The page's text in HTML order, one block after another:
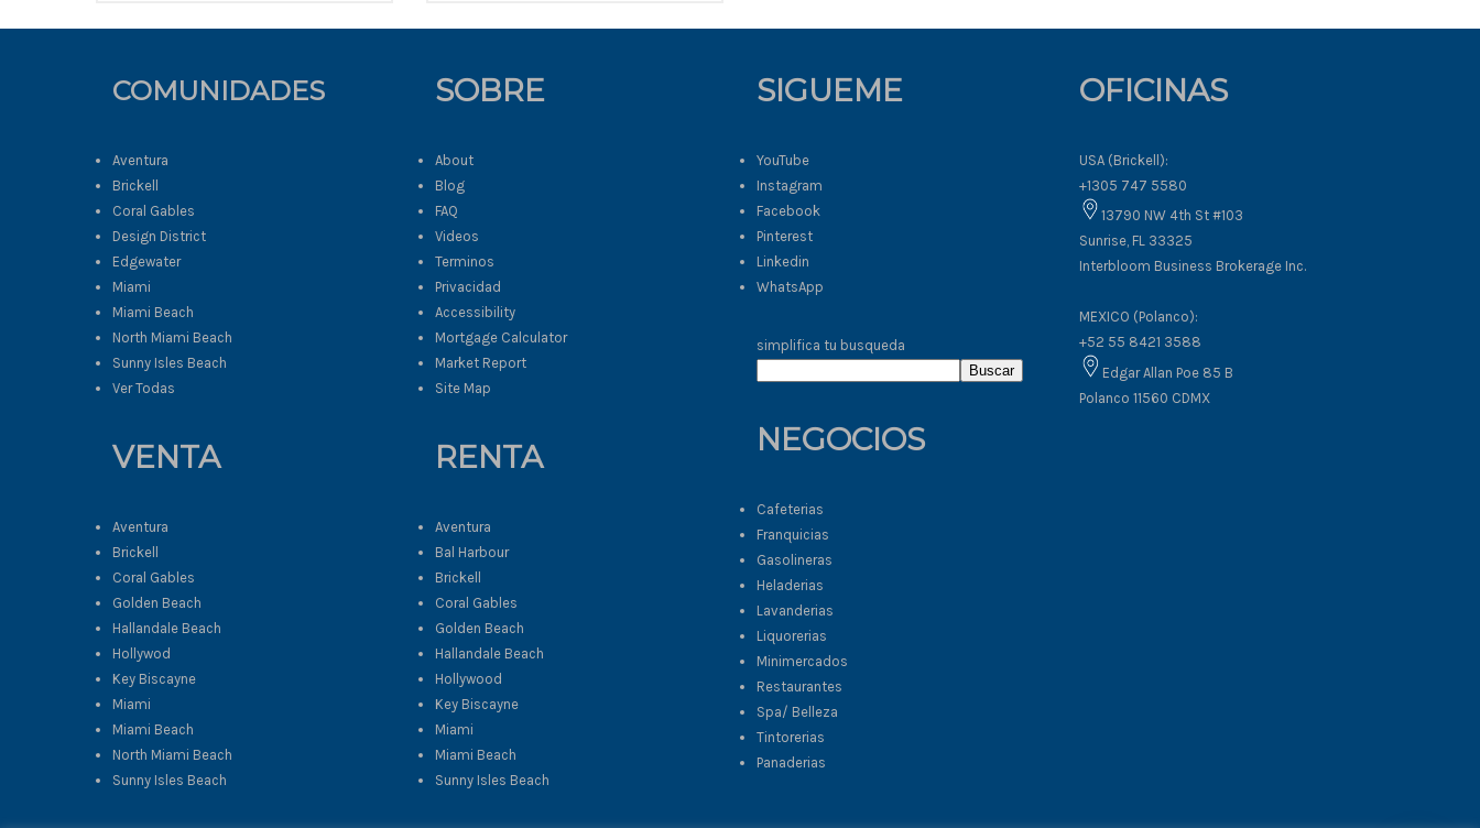
COMUNIDADES
Aventura
Brickell
Coral Gables
Design District
Edgewater
Miami
Miami Beach
North Miami Beach
Sunny Isles Beach
Ver Todas
VENTA
Aventura
Brickell
Coral Gables
Golden Beach
Hallandale Beach
Hollywod
Key Biscayne
Miami
Miami Beach
North Miami Beach
Sunny Isles Beach
SOBRE
About
Blog
FAQ
Videos
Terminos
Privacidad
Accessibility
Mortgage Calculator
Market Report
Site Map
RENTA
Aventura
Bal Harbour
Brickell
Coral Gables
Golden Beach
Hallandale Beach
Hollywood
Key Biscayne
Miami
Miami Beach
Sunny Isles Beach
SIGUEME
YouTube
Instagram
Facebook
Pinterest
Linkedin
WhatsApp
simplifica tu busqueda
Buscar
NEGOCIOS
Cafeterias
Franquicias
Gasolineras
Heladerias
Lavanderias
Liquorerias
Minimercados
Restaurantes
Spa/ Belleza
Tintorerias
Panaderias
OFICINAS
USA (Brickell):
+1305 747 5580
13790 NW 4th St #103
Sunrise, FL 33325
Interbloom Business Brokerage Inc.
MEXICO (Polanco):
+52 55 8421 3588
Edgar Allan Poe 85 B
Polanco 11560 CDMX